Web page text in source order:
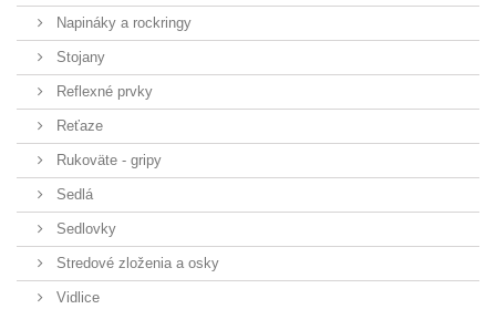
Napináky a rockringy
Stojany
Reflexné prvky
Reťaze
Rukoväte - gripy
Sedlá
Sedlovky
Stredové zloženia a osky
Vidlice